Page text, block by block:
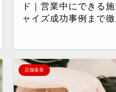
ド｜営業中にできる
ャイズ成功事例まで
店舗集客